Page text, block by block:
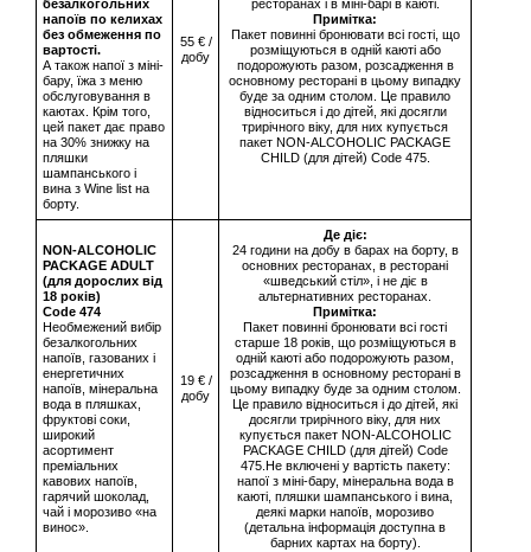
безалкогольних
напоїв по келихах
без обмеження по
вартості.
А також напої з міні-
бару, їжа з меню
обслуговування в
каютах. Крім того,
цей пакет дає право
на 30% знижку на
пляшки
шампанського і
вина з Wine list на
борту.
55 € /
добу
ресторанах і в міні-барі в каюті.
Примітка:
Пакет повинні бронювати всі гості, що
розміщуються в одній каюті або
подорожують разом, розсадження в
основному ресторані в цьому випадку
буде за одним столом. Це правило
відноситься і до дітей, які досягли
трирічного віку, для них купується
пакет NON-ALCOHOLIC PACKAGE
CHILD (для дітей) Code 475.
NON-ALCOHOLIC
PACKAGE ADULT
(для дорослих від
18 років)
Сode 474
Необмежений вибір
безалкогольних
напоїв, газованих і
енергетичних
напоїв, мінеральна
вода в пляшках,
фруктові соки,
широкий
асортимент
преміальних
кавових напоїв,
гарячий шоколад,
чай і морозиво «на
винос».
19 € /
добу
Де діє:
24 години на добу в барах на борту, в
основних ресторанах, в ресторані
«шведський стіл», і не діє в
альтернативних ресторанах.
Примітка:
Пакет повинні бронювати всі гості
старше 18 років, що розміщуються в
одній каюті або подорожують разом,
розсадження в основному ресторані в
цьому випадку буде за одним столом.
Це правило відноситься і до дітей, які
досягли трирічного віку, для них
купується пакет NON-ALCOHOLIC
PACKAGE CHILD (для дітей) Code
475.Не включені у вартість пакету:
напої з міні-бару, мінеральна вода в
каюті, пляшки шампанського і вина,
деякі марки напоїв, морозиво
(детальна інформація доступна в
барних картах на борту).